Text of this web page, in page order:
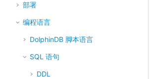
部署
编程语言
DolphinDB 脚本语言
SQL 语句
DDL